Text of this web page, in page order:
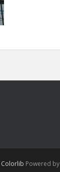
Colorlib Powered by